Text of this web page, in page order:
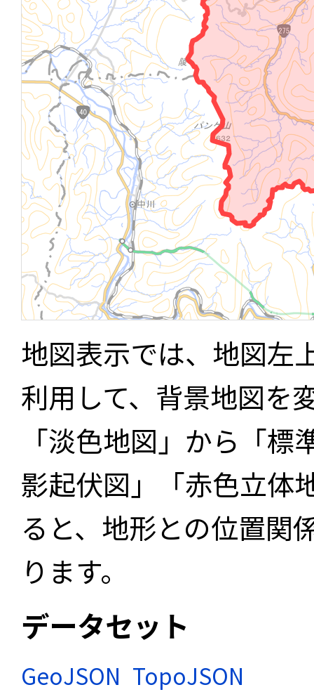
地図表示では、地図左
利用して、背景地図を
「淡色地図」から「
影起伏図」「赤色立体
ると、地形との位置関
ります。
データセット
GeoJSON TopoJSON